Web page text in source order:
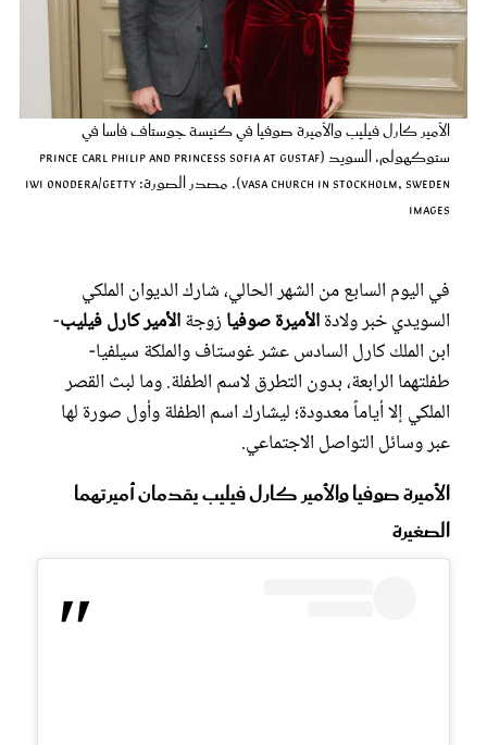
الأمير كارل فيليب والأميرة صوفيا في كنيسة جوستاف فاسا في
ستوكهولم، السويد (Prince Carl Philip and Princess Sofia at Gustaf
Vasa Church in Stockholm, Sweden). مصدر الصورة: Iwi Onodera/Getty
Images
في اليوم السابع من الشهر الحالي، شارك الديوان الملكي
السويدي خبر ولادةالأميرة صوفيا زوجةالأمير كارل فيليب-
ابن الملك كارل السادس عشر غوستاف والملكة سيلفيا-
طفلتهما الرابعة، بدون التطرق لاسم الطفلة. وما لبث القصر
الملكي إلا أياماً معدودة؛ ليشارك اسم الطفلة وأول صورة لها
عبر وسائل التواصل الاجتماعي.
الأميرة صوفيا والأمير كارل فيليب يقدمان أميرتهما
الصغيرة
مجلة سيدتي
غلاف رفمي